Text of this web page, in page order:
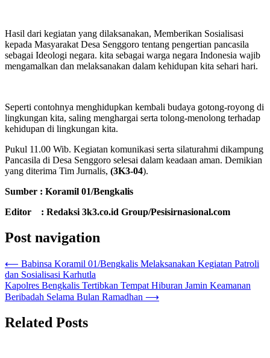
Hasil dari kegiatan yang dilaksanakan, Memberikan Sosialisasi
kepada Masyarakat Desa Senggoro tentang pengertian pancasila
sebagai Ideologi negara. kita sebagai warga negara Indonesia wajib
mengamalkan dan melaksanakan dalam kehidupan kita sehari hari.
Seperti contohnya menghidupkan kembali budaya gotong-royong di
lingkungan kita, saling menghargai serta tolong-menolong terhadap
kehidupan di lingkungan kita.
Pukul 11.00 Wib. Kegiatan komunikasi serta silaturahmi dikampung
Pancasila di Desa Senggoro selesai dalam keadaan aman. Demikian
yang diterima Tim Jurnalis, (3K3-04).
Sumber : Koramil 01/Bengkalis
Editor : Redaksi 3k3.co.id Group/Pesisirnasional.com
Post navigation
⟵ Babinsa Koramil 01/Bengkalis Melaksanakan Kegiatan Patroli
dan Sosialisasi Karhutla
Kapolres Bengkalis Tertibkan Tempat Hiburan Jamin Keamanan
Beribadah Selama Bulan Ramadhan ⟶
Related Posts